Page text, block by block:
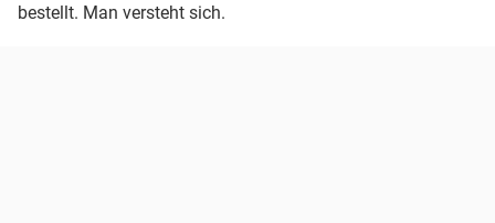
bestellt. Man versteht sich.